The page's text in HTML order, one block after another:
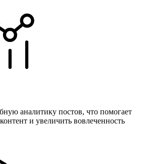
аналитику постов, что помогает
и увеличить вовлеченность